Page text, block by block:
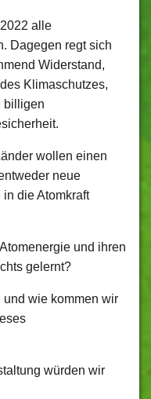
alle
Dagegen regt sich
Widerstand,
Klimaschutzes,
billigen
wollen einen
neue
die Atomkraft
und ihren
gelernt?
wie kommen wir
würden wir